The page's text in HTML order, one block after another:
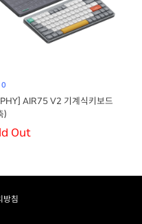
0
AIR75 V2 기계식키보드
)
Out
방침